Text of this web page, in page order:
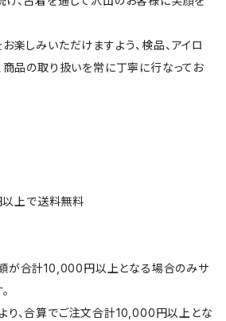
楽しみいただけますよう、検品、アイロ
商品の取り扱いを常に丁寧に行なってお
上で送料無料
が合計10,000円以上となる場合のみサ
り、合算でご注文合計10,000円以上とな